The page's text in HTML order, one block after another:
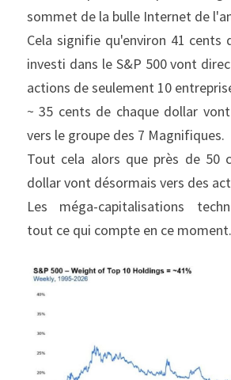
sommet de la bulle Internet de
Cela signifie qu'environ 41 cents
investi dans le S&P 500 vont
actions de seulement 10
~ 35 cents de chaque dollar
vers le groupe des 7 Magnifiques.
Tout cela alors que près de 50
dollar vont désormais vers des
Les méga-capitalisations
tout ce qui compte en ce